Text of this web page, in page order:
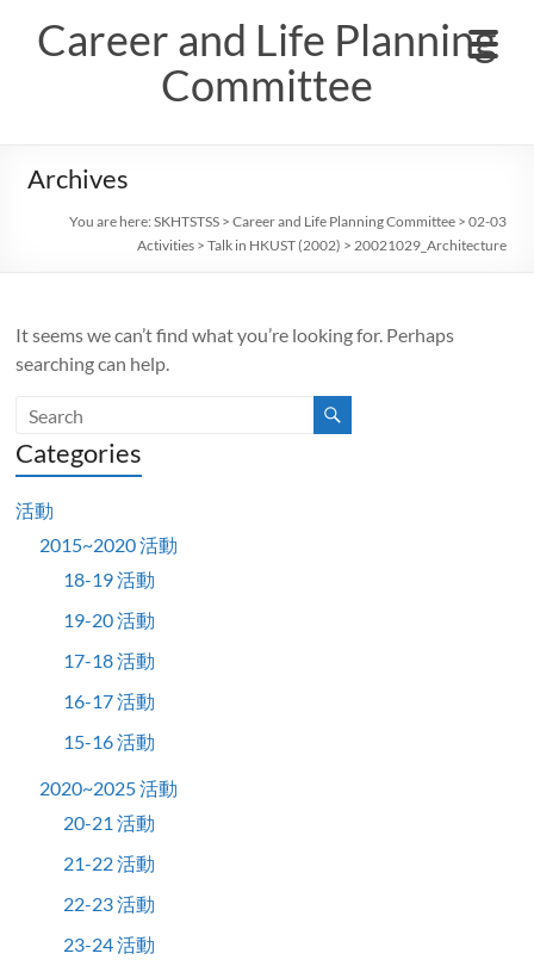
contentCareer and Life Planning
Committee
Archives
You are here:SKHTSTSS >Career and Life Planning Committee >02-03
Activities >Talk in HKUST (2002) >20021029_Architecture
It seems we can’t find what you’re looking for. Perhaps
searching can help.
Categories
活動
2015~2020 活動
18-19 活動
19-20 活動
17-18 活動
16-17 活動
15-16 活動
2020~2025 活動
20-21 活動
21-22 活動
22-23 活動
23-24 活動